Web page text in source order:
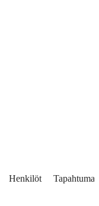
Henkilöt Tapahtumat